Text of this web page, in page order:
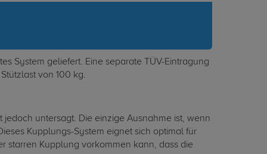
System geliefert. Eine separate TÜV-Eintragung
von 100 kg.
untersagt. Die einzige Ausnahme ist, wenn
Kupplungs-System eignet sich optimal für
starren Kupplung vorkommen kann, dass die